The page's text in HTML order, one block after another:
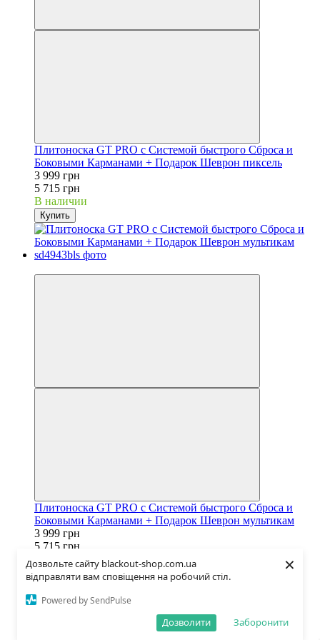
Дозвольте сайту blackout-shop.com.ua
відправляти вам сповіщення на робочий стіл.
Powered by SendPulse
Заборонити
Дозволити
×
Плитоноска GT PRO с Системой быстрого Сброса и
Боковыми Карманами + Подарок Шеврон пиксель
3 999 грн
5 715 грн
В наличии
Купить
Плитоноска GT PRO с Системой быстрого Сброса и
Боковыми Карманами + Подарок Шеврон мультикам
3 999 грн
5 715 грн
В наличии
Купить